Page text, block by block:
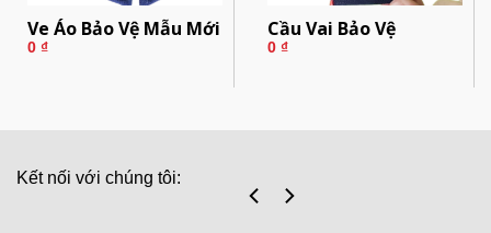
Ve Áo Bảo Vệ Mẫu Mới
0 ₫
Cầu Vai Bảo Vệ
0 ₫
Kết nối với chúng tôi: